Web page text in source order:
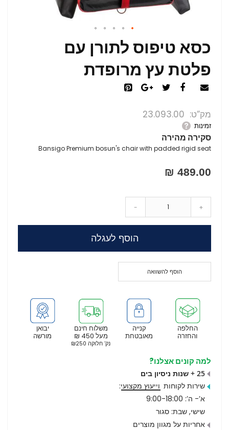
כסא טיפוס לתורן עם
פלטת עץ מרופדת
מק”ט 23.093.00
זמינות
סקירה מהירה
Bansigo Premium bosun's chair with padded rigid seat
489.00 ₪
- +
הוסף לעגלה
הוסף להשוואה
יבואן
מורשה
משלוח חינם
מעל 450 ₪
נק’ חלוקה ₪250
קנייה
מאובטחת
החלפה
והחזרה
למה קונים אצלנו?
25 + שנות ניסיון בים
שירות לקוחות וייעוץ מקצועי:
א’- ה’: 9:00-18:00
שישי, שבת: סגור
אחריות על מגוון מוצרים